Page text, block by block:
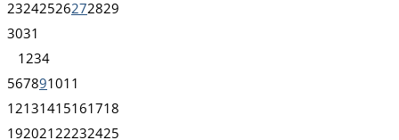
23242526272829
3031
1 234
567891011
12131415161718
192021 22232425